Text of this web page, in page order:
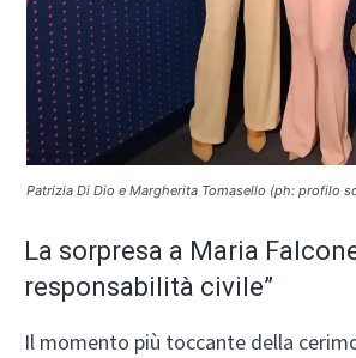
Patrizia Di Dio e Margherita Tomasello (ph: profilo
La sorpresa a Maria
responsabilità civile”
Il momento più toccante della